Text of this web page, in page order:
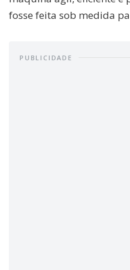
fosse feita sob medida
PUBLICIDADE